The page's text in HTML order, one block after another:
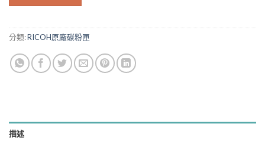
分類:RICOH原廠碳粉匣
描述